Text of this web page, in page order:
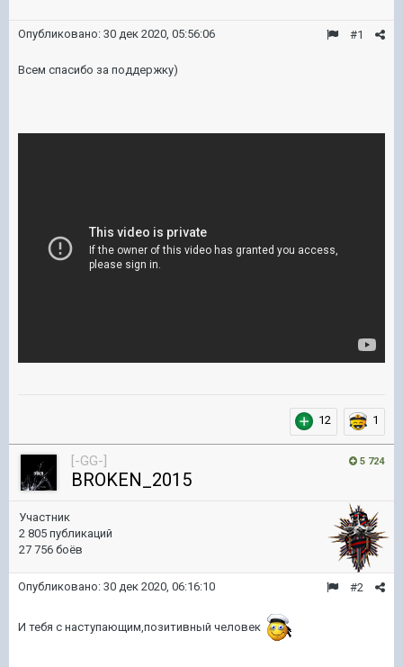
#1
Опубликовано: 30 дек 2020, 05:56:06
Всем спасибо за поддержку)
12 1
5 724
[-GG-]
BROKEN_2015
Участник
2 805 публикаций
27 756 боёв
#2
Опубликовано: 30 дек 2020, 06:16:10
И тебя с наступающим,позитивный человек